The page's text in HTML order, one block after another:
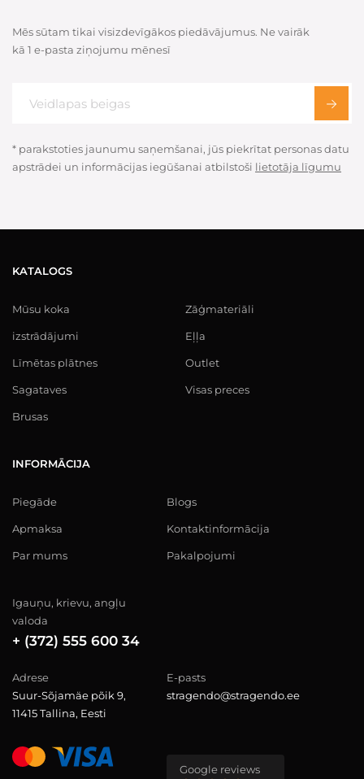
Mēs sūtam tikai visizdevīgākos piedāvājumus. Ne vairāk
kā 1 e-pasta ziņojumu mēnesī
* parakstoties jaunumu saņemšanai, jūs piekrītat personas datu
apstrādei un informācijas iegūšanai atbilstoši lietotāja līgumu
KATALOGS
Mūsu koka
izstrādājumi
Līmētas plātnes
Sagataves
Brusas
Zāģmateriāli
Eļļa
Outlet
Visas preces
INFORMĀCIJA
Piegāde
Apmaksa
Par mums
Blogs
Kontaktinformācija
Pakalpojumi
Igauņu, krievu, angļu
valoda
+ (372) 555 600 34
Adrese
Suur-Sõjamäe põik 9,
11415 Tallina, Eesti
E-pasts
stragendo@stragendo.ee
Google reviews